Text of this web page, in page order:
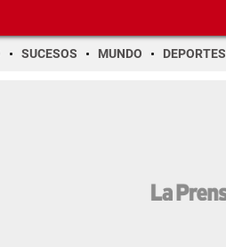
SUCESOS MUNDO DEPORTES